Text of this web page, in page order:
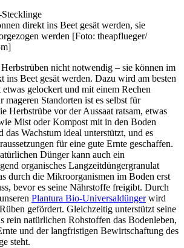
direkt ins Beet gesät werden, sie
werden [Foto: theapflueger/
nicht notwendig – sie können im
ins Beet gesät werden. Dazu wird am besten
gelockert und mit einem Rechen
mageren Standorten ist es selbst für
Herbstrübe vor der Aussaat ratsam, etwas
Mist oder Kompost mit in den Boden
das Wachstum ideal unterstützt, und es
für eine gute Ernte geschaffen.
Dünger kann auch ein
organisches Langzeitdüngergranulat
durch die Mikroorganismen im Boden erst
bevor es seine Nährstoffe freigibt. Durch
Plantura Bio-Universaldüngerwird
gefördert. Gleichzeitig unterstützt seine
rein natürlichen Rohstoffen das Bodenleben,
und der langfristigen Bewirtschaftung des
steht.